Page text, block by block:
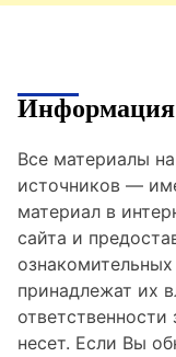
Информация
Все материалы
источников —
материал в
сайта и
принадлежат их
несет. Если Вы